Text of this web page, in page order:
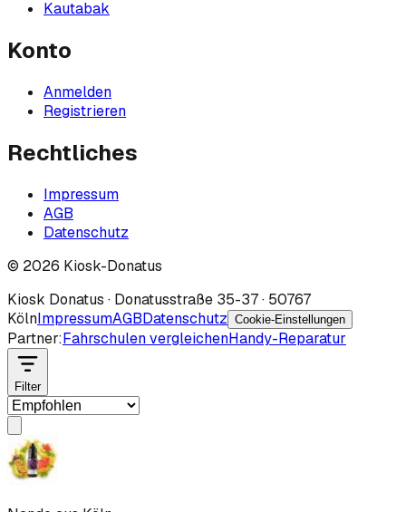
Kautabak
Konto
Anmelden
Registrieren
Rechtliches
Impressum
AGB
Datenschutz
© 2026 Kiosk-Donatus
Kiosk Donatus · Donatusstraße 35-37 · 50767
KölnImpressumAGBDatenschutz Cookie-Einstellungen
Partner:Fahrschulen vergleichenHandy-Reparatur
Filter